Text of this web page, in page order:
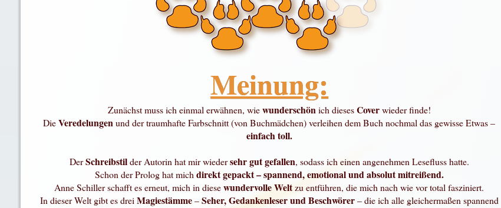
Meinung:
Zunächst muss ich einmal erwähnen, wiewunderschönich diesesCoverwieder finde!
DieVeredelungenund der traumhafte Farbschnitt (von Buchmädchen) verleihen dem Buch nochmal das gewisse Etwas –
einfach toll.
DerSchreibstilder Autorin hat mir wiedersehr gut gefallen, sodass ich einen angenehmen Lesefluss hatte.
Schon der Prolog hat michdirekt gepackt – spannend, emotional und absolut mitreißend.
Anne Schiller schafft es erneut, mich in diesewundervolle Weltzu entführen, die mich nach wie vor total fasziniert.
In dieser Welt gibt es dreiMagiestämme–Seher, Gedankenleser und Beschwörer– die ich alle gleichermaßen spannend